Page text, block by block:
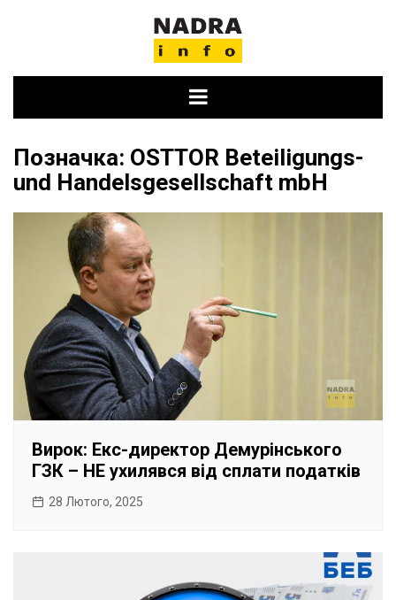
Позначка: OSTTOR Beteiligungs-
und Handelsgesellschaft mbH
Вирок: Екс-директор Демурінського
ГЗК – НЕ ухилявся від сплати податків
28 Лютого, 2025